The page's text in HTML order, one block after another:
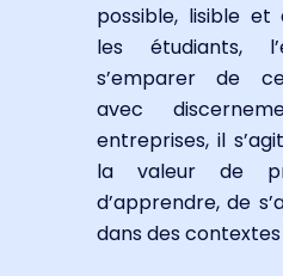
possible, lisible et
les étudiants,
s’emparer de
avec
entreprises, il
la valeur de
d’apprendre, de
dans des contextes